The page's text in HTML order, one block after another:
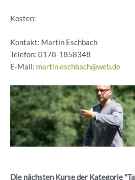
Kosten:
Kontakt: Martin Eschbach
Telefon: 0178-1858348
E-Mail: martin.eschbach@web.de
Die nächsten Kurse der Kategorie